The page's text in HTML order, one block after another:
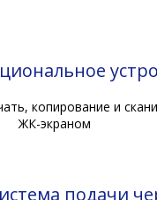
копирование и
ЖК-экраном
подачи